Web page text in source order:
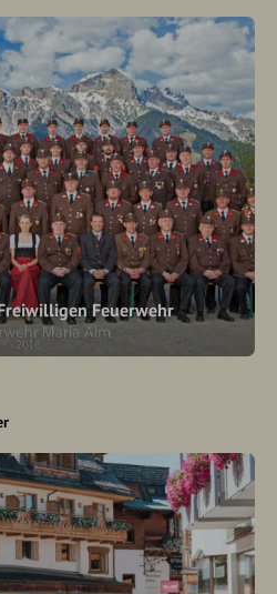
Feuerwehr